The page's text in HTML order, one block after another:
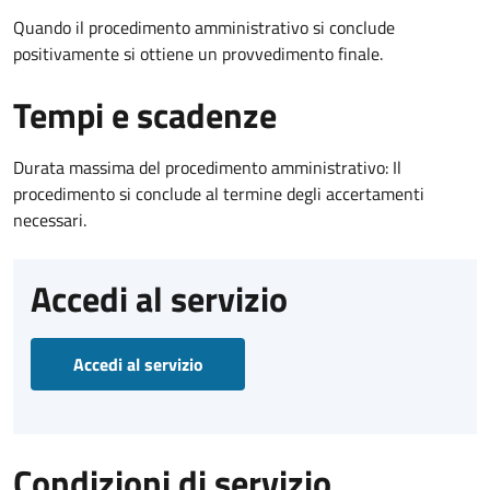
Quando il procedimento amministrativo si conclude
positivamente si ottiene un provvedimento finale.
Tempi e scadenze
Durata massima del procedimento amministrativo: Il
procedimento si conclude al termine degli accertamenti
necessari.
Accedi al servizio
Accedi al servizio